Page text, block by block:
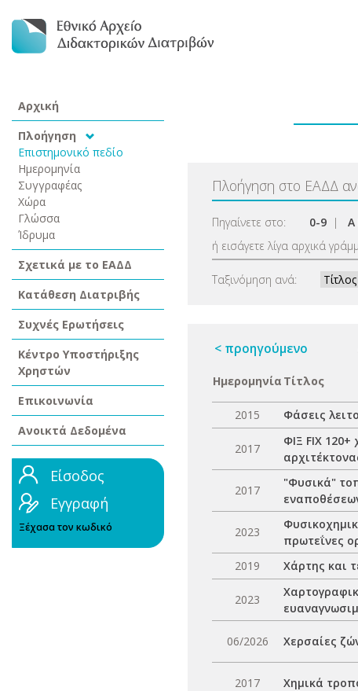
Αρχική
Πλοήγηση
Επιστημονικό πεδίο
Ημερομηνία
Συγγραφέας
Χώρα
Γλώσσα
Ίδρυμα
Σχετικά με το ΕΑΔΔ
Κατάθεση Διατριβής
Συχνές Ερωτήσεις
Κέντρο Υποστήριξης
Χρηστών
Επικοινωνία
Ανοικτά Δεδομένα
Είσοδος
Εγγραφή
Ξέχασα τον κωδικό
Πλοήγηση στο ΕΑΔΔ
Πηγαίνετε στο: 0-9 | A
ή εισάγετε λίγα αρχικά
Ταξινόμηση ανά:
< προηγούμενο
Ημερομηνία Τίτλος
2015
Φάσεις
2017
ΦΙΞ FIX
2017
"Φυσικά"
2023
πρωτεΐνες
2019
Χάρτης και
2023
06/2026 Χερσαίες
2017 Χημικά